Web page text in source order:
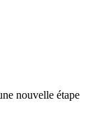
nouvelle étape